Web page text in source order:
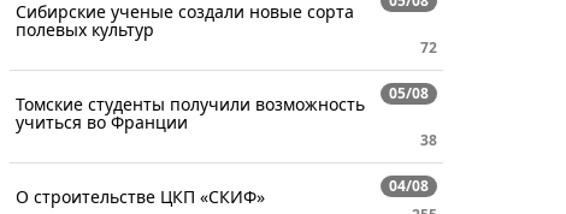
Сибирские ученые создали новые сорта
полевых культур
72
05/08
Томские студенты получили возможность
учиться во Франции
38
04/08
О строительстве ЦКП «СКИФ»